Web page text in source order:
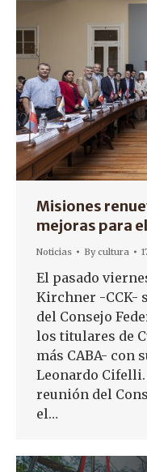
Misiones
mejoras para
Noticias Bycultura
El pasado
Kirchner -CCK-
del Consejo
los titulares de
más CABA- con
Leonardo
reunión del
el…